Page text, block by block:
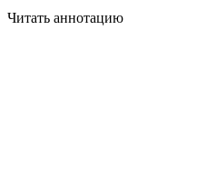
Читать аннотацию